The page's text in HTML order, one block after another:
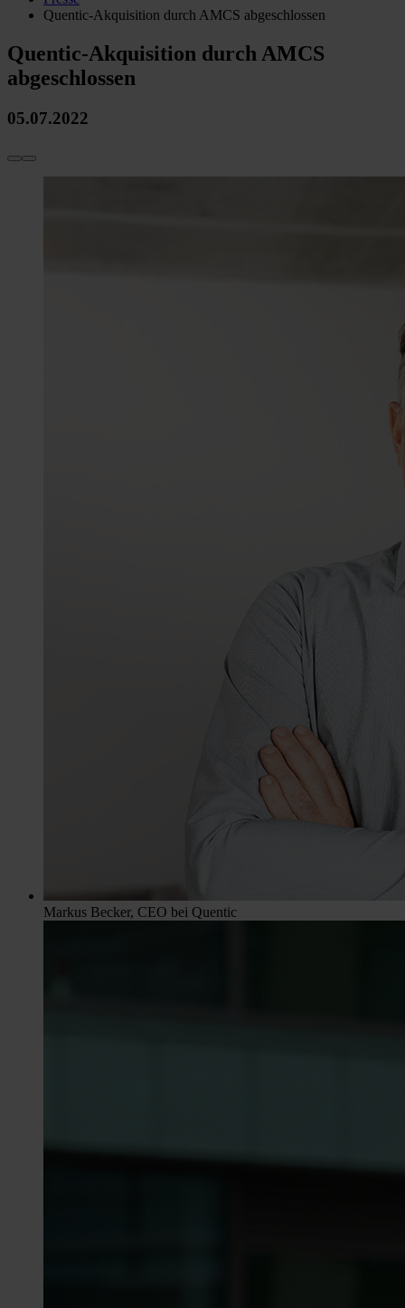
Quentic-Akquisition durch AMCS abgeschlossen
Quentic-Akquisition durch AMCS
abgeschlossen
05.07.2022
Markus Becker, CEO bei Quentic